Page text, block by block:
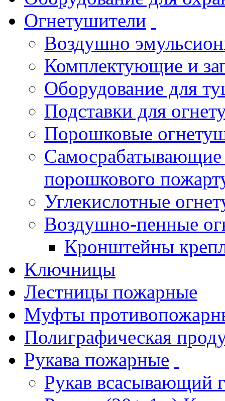
Огнетушители
Воздушно
Комплектующие и
Оборудование для
Подставки для
Порошковые
порошкового
Углекислотные
Воздушно-пенные
Кронштейны
Ключницы
Лестницы пожарные
Муфты
Полиграфическая
Рукава пожарные
Рукав всасывающий